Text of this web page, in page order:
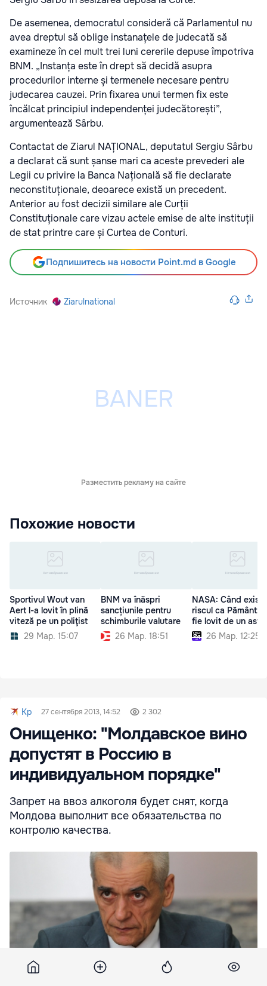
De asemenea, democratul consideră că Parlamentul nu
avea dreptul să oblige instanațele de judecată să
examineze în cel mult trei luni cererile depuse împotriva
BNM. „Instanța este în drept să decidă asupra
procedurilor interne și termenele necesare pentru
judecarea cauzei. Prin fixarea unui termen fix este
încălcat principiul independenței judecătorești”,
argumentează Sârbu.
Contactat de Ziarul NAȚIONAL, deputatul Sergiu Sârbu
a declarat că sunt șanse mari ca aceste prevederi ale
Legii cu privire la Banca Națională să fie declarate
neconstituționale, deoarece există un precedent.
Anterior au fost decizii similare ale Curții
Constituționale care vizau actele emise de alte instituții
de stat printre care și Curtea de Conturi.
Подпишитесь на новости Point.md в Google
Источник Ziarulnational
Разместить рекламу на сайте
Похожие новости
Sportivul Wout van
Aert l-a lovit în plină
viteză pe un poliţist
29 Мар. 15:07
BNM va înăspri
sancțiunile pentru
schimburile valutare
26 Мар. 18:51
NASA: Când există
riscul ca Pământul
fie lovit de un
26 Мар. 12:25
Kp 27 сентября 2013, 14:52 2 302
Онищенко: "Молдавское вино
допустят в Россию в
индивидуальном порядке"
Запрет на ввоз алкоголя будет снят, когда
Молдова выполнит все обязательства по
контролю качества.